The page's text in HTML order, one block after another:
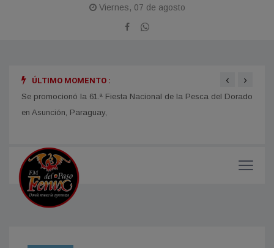
Viernes, 07 de agosto
ÚLTIMO MOMENTO :
Se promocionó la 61.ª Fiesta Nacional de la Pesca del Dorado
en Asunción, Paraguay,
‹ ›